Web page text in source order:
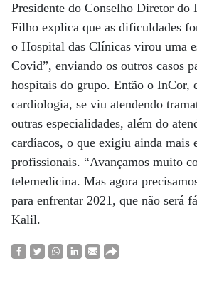
Presidente do Conselho Diretor
Filho explica que as dificuldades
o Hospital das Clínicas virou uma
Covid”, enviando os outros casos
hospitais do grupo. Então o InCor,
cardiologia, se viu atendendo
outras especialidades, além do
cardíacos, o que exigiu ainda mais
profissionais. “Avançamos muito
telemedicina. Mas agora
para enfrentar 2021, que não será
Kalil.